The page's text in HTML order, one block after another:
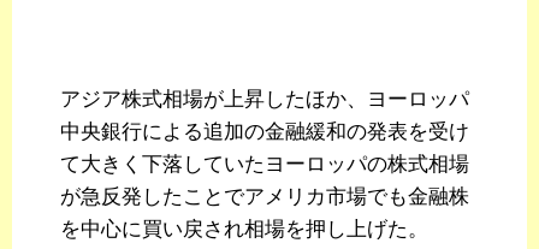
アジア株式相場が上昇したほか、ヨーロッパ
中央銀行による追加の金融緩和の発表を受け
て大きく下落していたヨーロッパの株式相場
が急反発したことでアメリカ市場でも金融株
を中心に買い戻され相場を押し上げた。